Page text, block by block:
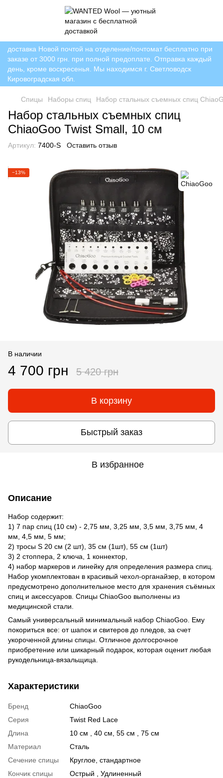
доставка Новой почтой на отделение/почтомат бесплатно при
заказе от 3000 грн. при полной предоплате. Отправка каждый
день, кроме воскресенья. Мы находимся г. Светловодск
Кировоградская обл.
Спицы Наборы спиц Набор стальных съемных спиц
Набор стальных съемных спиц
ChiaoGoo Twist Small, 10 см
Артикул: 7400-S Оставить отзыв
−13%
В наличии
4 700 грн 5 420 грн
В корзину
Быстрый заказ
В избранное
Описание
Набор содержит:
1) 7 пар спиц (10 см) - 2,75 мм, 3,25 мм, 3,5 мм, 3,75 мм, 4
мм, 4,5 мм, 5 мм;
2) тросы S 20 см (2 шт), 35 см (1шт), 55 см (1шт)
3) 2 стоппера, 2 ключа, 1 коннектор,
4) набор маркеров и линейку для определения размера спиц.
Набор укомплектован в красивый чехол-органайзер, в котором
предусмотрено дополнительное место для хранения съёмных
спиц и аксессуаров. Спицы ChiaoGoo выполнены из
медицинской стали.
Самый универсальный минимальный набор ChiaoGoo. Ему
покориться все: от шапок и свитеров до пледов, за счет
укороченной длины спицы. Отличное долгосрочное
приобретение или шикарный подарок, которая оценит любая
рукодельница-вязальщица.
Характеристики
Бренд
ChiaoGoo
Серия
Twist Red Lace
Длина
10 см , 40 см, 55 см , 75 см
Материал
Сталь
Сечение спицы
Круглое, стандартное
Кончик спицы
Острый , Удлиненный